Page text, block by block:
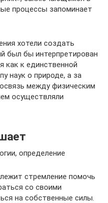
процессы запоминает
хотели создать
был бы интерпретирован
как к единственной
наук о природе, а за
между физическим
осуществляли
определение
стремление помочь
со своими
на собственные силы.